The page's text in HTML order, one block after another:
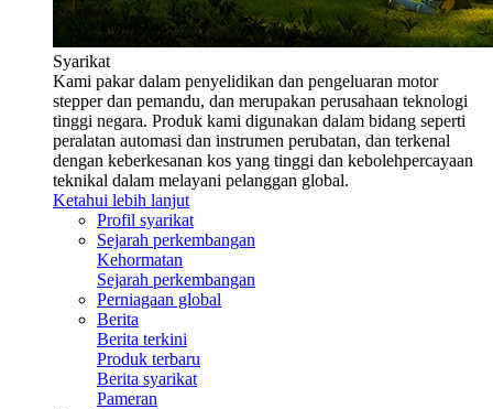
Syarikat
Kami pakar dalam penyelidikan dan pengeluaran motor
stepper dan pemandu, dan merupakan perusahaan teknologi
tinggi negara. Produk kami digunakan dalam bidang seperti
peralatan automasi dan instrumen perubatan, dan terkenal
dengan keberkesanan kos yang tinggi dan kebolehpercayaan
teknikal dalam melayani pelanggan global.
Ketahui lebih lanjut
Profil syarikat
Sejarah perkembangan
Kehormatan
Sejarah perkembangan
Perniagaan global
Berita
Berita terkini
Produk terbaru
Berita syarikat
Pameran